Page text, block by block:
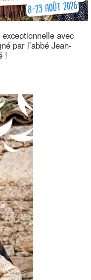
avec
par l’abbé Jean-
!